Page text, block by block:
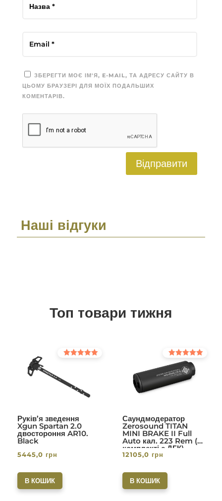
ЗБЕРЕГТИ МОЄ ІМ'Я, E-MAIL, ТА АДРЕСУ САЙТУ В
ЦЬОМУ БРАУЗЕРІ ДЛЯ МОЇХ ПОДАЛЬШИХ
КОМЕНТАРІВ.
Відправити
Наші відгуки
Топ товари тижня
Руків’я зведення
Xgun Spartan 2.0
двостороння AR10.
Black
5445,0 грн
В КОШИК
Саундмодератор
Zerosound TITAN
MINI BRAKE II Full
Auto кал. 223 Rem (в
комплекті с ДГК)
різьба 1/2-28. Вlack
Оцінено в
5.00
з 5
12105,0 грн
В КОШИК